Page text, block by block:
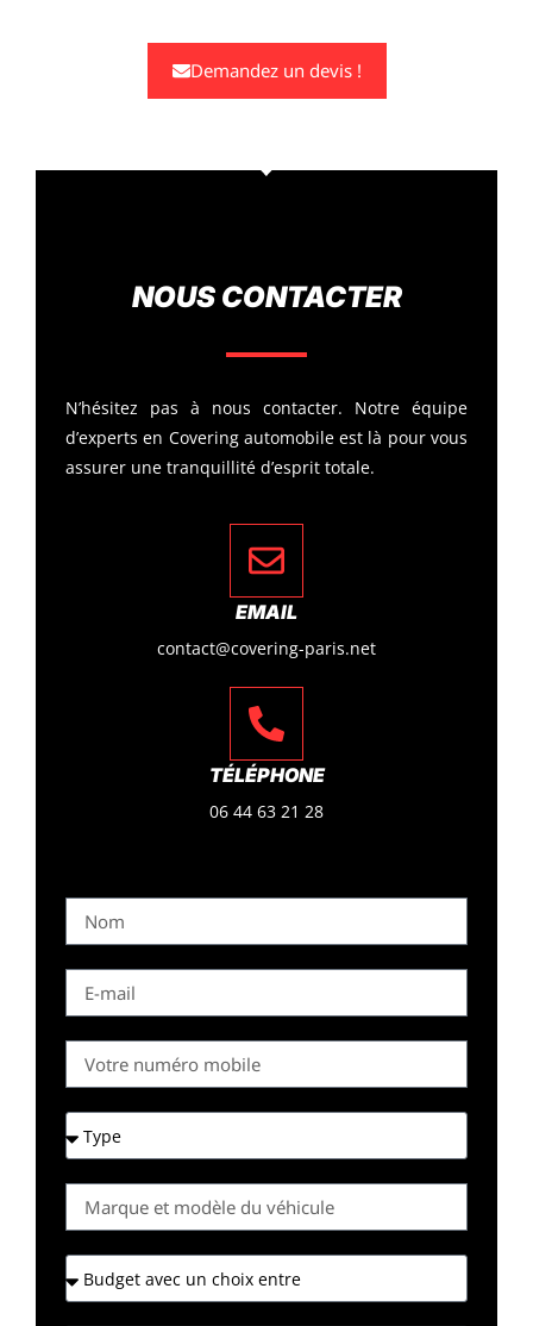
Demandez un devis !
NOUS CONTACTER
N’hésitez pas à nous contacter. Notre équipe
d’experts en Covering automobile est là pour vous
assurer une tranquillité d’esprit totale.
EMAIL
contact@covering-paris.net
TÉLÉPHONE
06 44 63 21 28